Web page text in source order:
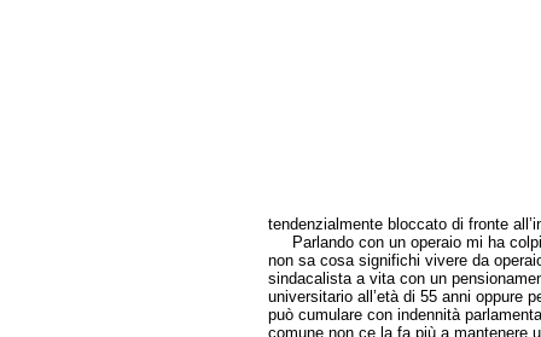
tendenzialmente bloccato di fronte
Parlando con un operaio mi ha
non sa cosa significhi vivere da
sindacalista a vita con un
universitario all’età di 55 anni oppure
può cumulare con indennità
comune non ce la fa più a mantenere